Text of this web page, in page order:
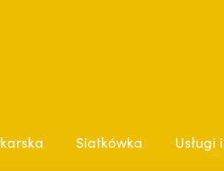
Siatkówka Usługi